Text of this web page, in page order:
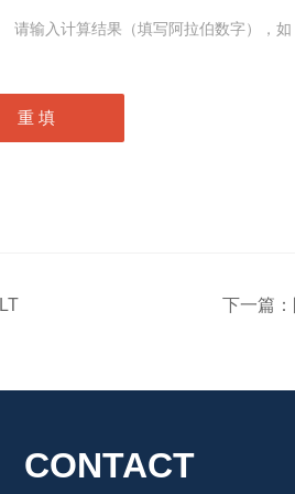
请输入计算结果（填写阿拉伯数字），
下一篇：
CONTACT